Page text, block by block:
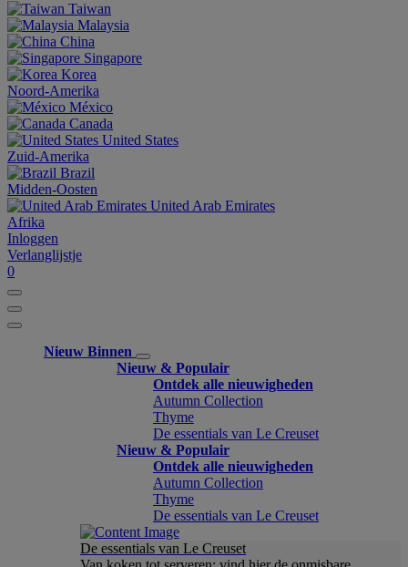
Taiwan
Malaysia
China
Singapore
Korea
Noord-Amerika
México
Canada
United States
Zuid-Amerika
Brazil
Midden-Oosten
United Arab Emirates
Afrika
Inloggen
Verlanglijstje
0
Nieuw Binnen
Nieuw & Populair
Ontdek alle nieuwigheden
Autumn Collection
Thyme
De essentials van Le Creuset
Nieuw & Populair
Ontdek alle nieuwigheden
Autumn Collection
Thyme
De essentials van Le Creuset
De essentials van Le Creuset